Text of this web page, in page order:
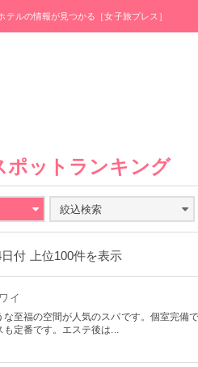
ルの情報が見つかる［女子旅プレス］
ポットランキング
絞込検索
付 上位100件を表示
イ
至福の空間が人気のスパです。個室完備
定番です。エステ後は...